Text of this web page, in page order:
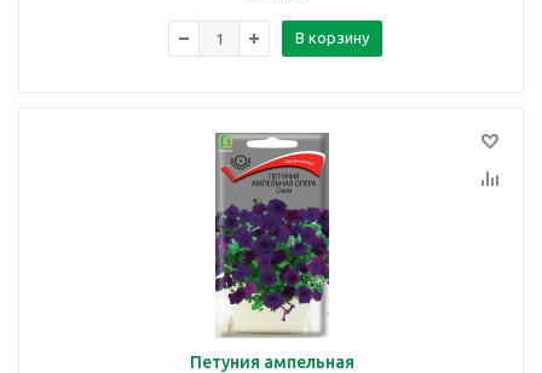
В корзину
Петуния ампельная